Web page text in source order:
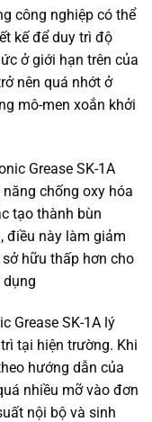
công nghiệp có thể
kế để duy trì độ
ở giới hạn trên của
nên quá nhớt ở
mô-men xoắn khởi
Grease SK-1A
chống oxy hóa
tạo thành bùn
điều này làm giảm
hữu thấp hơn cho
Grease SK-1A lý
tại hiện trường. Khi
hướng dẫn của
nhiều mỡ vào đơn
nội bộ và sinh